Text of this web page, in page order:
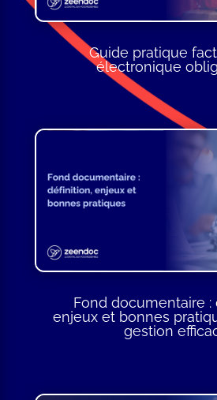
Guide pratique
électronique
Fond documentaire :
enjeux et bonnes
gestion